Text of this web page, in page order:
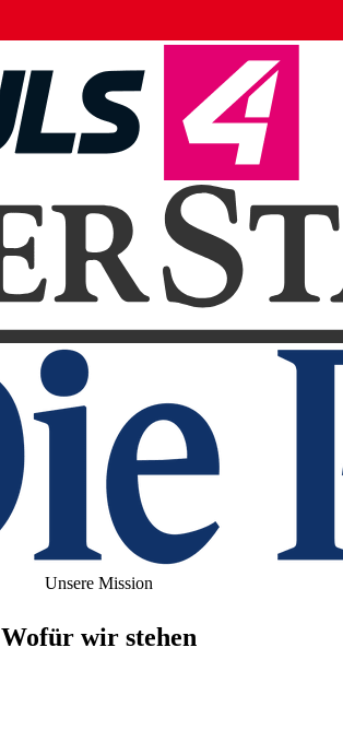
Unsere Mission
Wofür wir stehen